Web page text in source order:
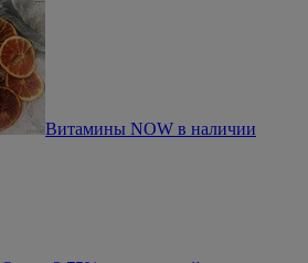
Витамины NOW в наличии